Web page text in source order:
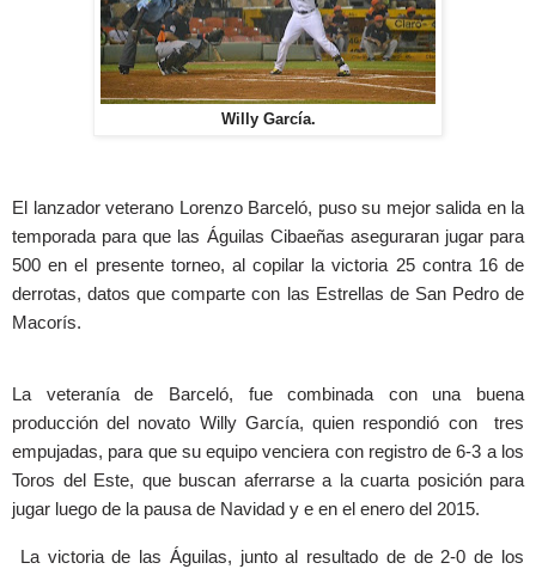
Willy García.
El lanzador veterano Lorenzo Barceló, puso su mejor salida en la
temporada para que las Águilas Cibaeñas aseguraran jugar para
500 en el presente torneo, al copilar la victoria 25 contra 16 de
derrotas, datos que comparte con las Estrellas de San Pedro de
Macorís.
La veteranía de Barceló, fue combinada con una buena
producción del novato Willy García, quien respondió con tres
empujadas, para que su equipo venciera con registro de 6-3 a los
Toros del Este, que buscan aferrarse a la cuarta posición para
jugar luego de la pausa de Navidad y e en el enero del 2015.
La victoria de las Águilas, junto al resultado de de 2-0 de los